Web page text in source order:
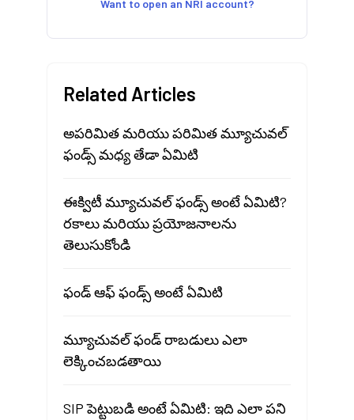
Want to open an NRI account?
Related Articles
అపరిమిత మరియు పరిమిత మ్యూచువల్
ఫండ్స్ మధ్య తేడా ఏమిటి
ఈక్విటీ మ్యూచువల్ ఫండ్స్ అంటే ఏమిటి?
రకాలు మరియు ప్రయోజనాలను
తెలుసుకోండి
ఫండ్ ఆఫ్ ఫండ్స్ అంటే ఏమిటి
మ్యూచువల్ ఫండ్ రాబడులు ఎలా
లెక్కించబడతాయి
SIP పెట్టుబడి అంటే ఏమిటి: ఇది ఎలా పని